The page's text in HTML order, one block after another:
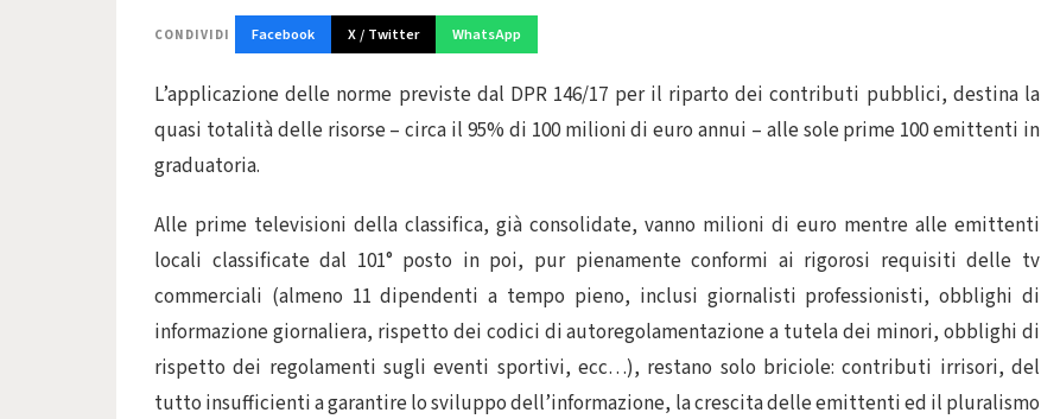
CONDIVIDI Facebook X / Twitter WhatsApp
L’applicazione delle norme previste dal DPR 146/17 per il riparto dei contributi pubblici, destina la
quasi totalità delle risorse – circa il 95% di 100 milioni di euro annui – alle sole prime 100 emittenti in
graduatoria.
Alle prime televisioni della classifica, già consolidate, vanno milioni di euro mentre alle emittenti
locali classificate dal 101° posto in poi, pur pienamente conformi ai rigorosi requisiti delle tv
commerciali (almeno 11 dipendenti a tempo pieno, inclusi giornalisti professionisti, obblighi di
informazione giornaliera, rispetto dei codici di autoregolamentazione a tutela dei minori, obblighi di
rispetto dei regolamenti sugli eventi sportivi, ecc…), restano solo briciole: contributi irrisori, del
tutto insufficienti a garantire lo sviluppo dell’informazione, la crescita delle emittenti ed il pluralismo